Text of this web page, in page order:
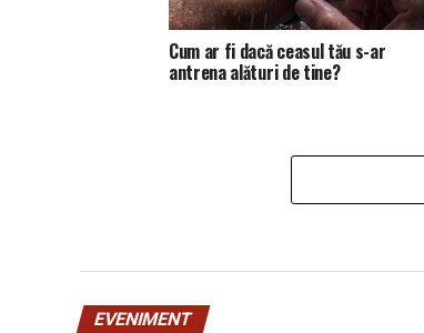
Cum ar fi dacă ceasul tău s-ar
antrena alături de tine?
EVENIMENT